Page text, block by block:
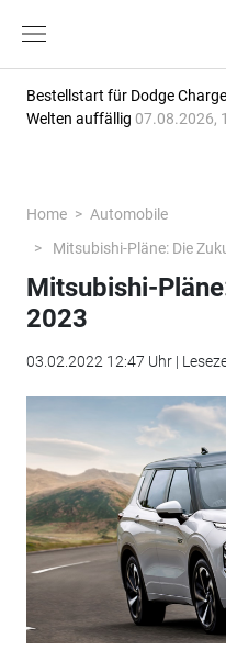
Bestellstart für Dodge
Welten auffällig 07.08.2026,
Home
Automobile
Mitsubishi-Pläne: Die
Mitsubishi-
2023
03.02.2022 12:47 Uhr |